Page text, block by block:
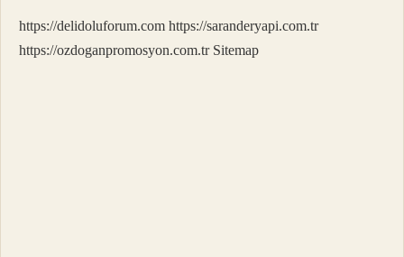
https://delidoluforum.com https://saranderyapi.com.tr
https://ozdoganpromosyon.com.tr Sitemap